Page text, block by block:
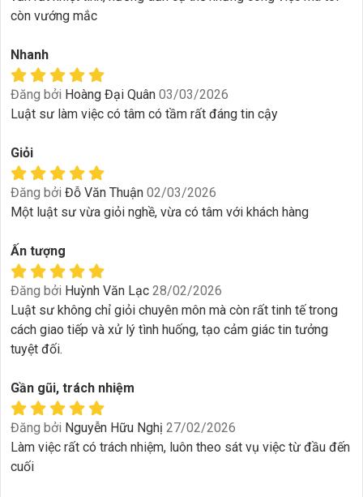
còn vướng mắc
Nhanh
Đăng bởi Hoàng Đại Quân 03/03/2026
Luật sư làm việc có tâm có tầm rất đáng tin cậy
Giỏi
Đăng bởi Đỗ Văn Thuận 02/03/2026
Một luật sư vừa giỏi nghề, vừa có tâm với khách hàng
Ấn tượng
Đăng bởi Huỳnh Văn Lạc 28/02/2026
Luật sư không chỉ giỏi chuyên môn mà còn rất tinh tế trong
cách giao tiếp và xử lý tình huống, tạo cảm giác tin tưởng
tuyệt đối.
Gần gũi, trách nhiệm
Đăng bởi Nguyễn Hữu Nghị 27/02/2026
Làm việc rất có trách nhiệm, luôn theo sát vụ việc từ đầu đến
cuối